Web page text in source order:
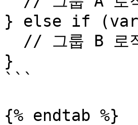
} else if
}
```
{% endtab %}